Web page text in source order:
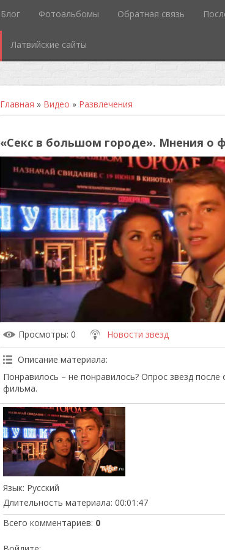
Блог Фотоальбомы Обратная связь
Латвийские сайты
Главная » Видео » Развлечения
«Секс в большом городе». Мнения о
Просмотры: 0 Новости звезд
Описание материала:
Понравилось – не понравилось? Опрос звезд
фильма.
Язык: Русский
Длительность материала: 00:01:47
Всего комментариев: 0